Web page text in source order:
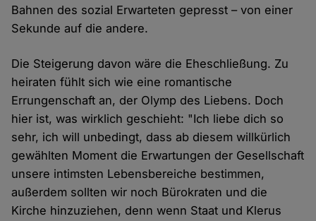
Bahnen des sozial Erwarteten gepresst – von einer
Sekunde auf die andere.
Die Steigerung davon wäre die Eheschließung. Zu
heiraten fühlt sich wie eine romantische
Errungenschaft an, der Olymp des Liebens. Doch
hier ist, was wirklich geschieht: "Ich liebe dich so
sehr, ich will unbedingt, dass ab diesem willkürlich
gewählten Moment die Erwartungen der Gesellschaft
unsere intimsten Lebensbereiche bestimmen,
außerdem sollten wir noch Bürokraten und die
Kirche hinzuziehen, denn wenn Staat und Klerus